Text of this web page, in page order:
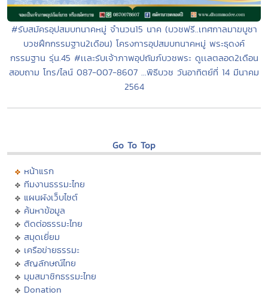
#รับสมัครอุปสมบทนาคหมู่ จำนวน15 นาค (บวชฟรี..เทศกาลมาฆบูชา
บวชฝึกกรรมฐาน2เดือน) โครงการอุปสมบทนาคหมู่ พระธุดงค์
กรรมฐาน รุ่น.45 #เเละรับเจ้าภาพอุปถัมภ์บวชพระ ดูเเลตลอด2เดือน
สอบถาม โทร/ไลน์ 087-007-8607 ...พิธีบวช วันอาทิตย์ที่ 14 มีนาคม
2564
Go To Top
หน้าแรก
ทีมงานธรรมะไทย
แผนผังเว็บไซต์
ค้นหาข้อมูล
ติดต่อธรรมะไทย
สมุดเยี่ยม
เครือข่ายธรรมะ
สัญลักษณ์ไทย
มุมสมาชิกธรรมะไทย
Donation